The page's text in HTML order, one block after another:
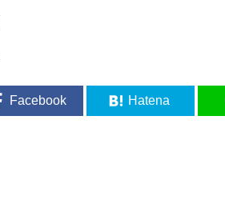
Facebook Hatena